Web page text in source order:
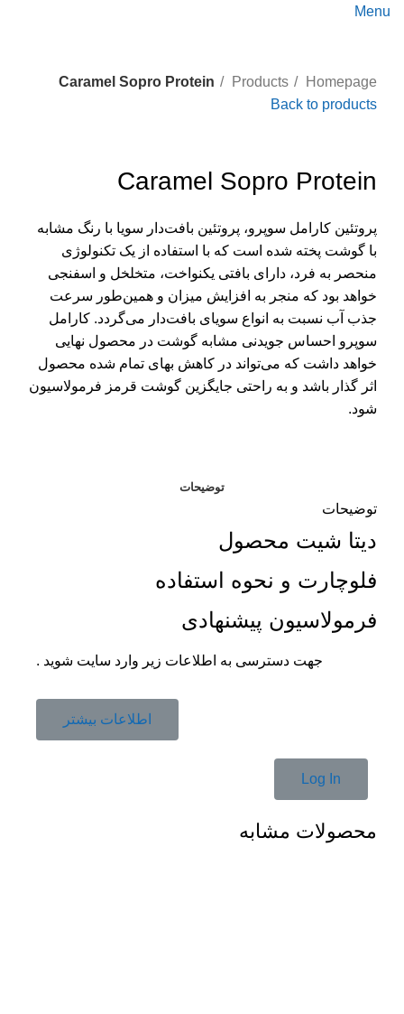
Menu
Homepage
Products
Caramel Sopro Protein
Back to products
Caramel Sopro Protein
پروتئین کارامل سوپرو، پروتئین بافت‌دار سویا با رنگ مشابه
با گوشت پخته شده است که با استفاده از یک تکنولوژی
منحصر به فرد، دارای بافتی یکنواخت، متخلخل و اسفنجی
خواهد بود که منجر به افزایش میزان و همین‌طور سرعت
جذب آب نسبت به انواع سویای بافت‌دار می‌گردد. کارامل
سوپرو احساس جویدنی مشابه گوشت در محصول نهایی
خواهد داشت که می‌تواند در کاهش بهای تمام شده محصول
اثر گذار باشد و به راحتی جایگزین گوشت قرمز فرمولاسیون
شود.
توضیحات
توضیحات
دیتا شیت محصول
فلوچارت و نحوه استفاده
فرمولاسیون پیشنهادی
جهت دسترسی به اطلاعات زیر وارد سایت شوید .
اطلاعات بیشتر
Log In
محصولات مشابه